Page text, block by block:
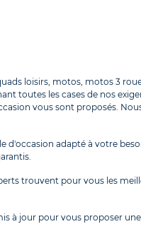
loisirs, motos, motos 3
toutes les cases de nos
vous sont proposés.
adapté à votre
trouvent pour vous les
à jour pour vous proposer